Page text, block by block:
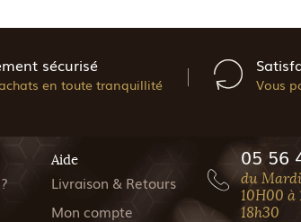
sécurisé
en toute tranquillité Vous
Aide
Livraison & Retours
Mon compte
05 56
du
10H00 à
18h30